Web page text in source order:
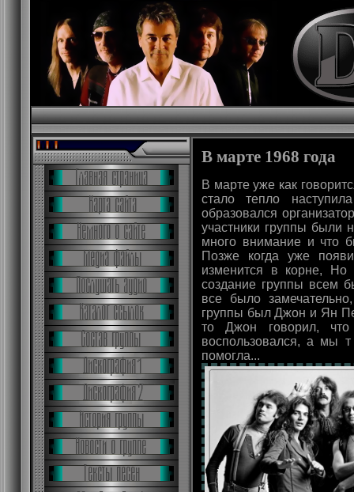
В марте 1968 года
В марте уже как
стало тепло
образовался
участники группы были
много внимание и что
Позже когда уже
изменится в корне,
создание группы всем
все было
группы был Джон и Ян
то Джон говорил,
воспользовался, а мы
помогла...